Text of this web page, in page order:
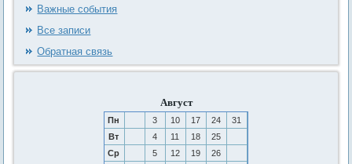
Важные события
Все записи
Обратная связь
Август
Пн 3 10 17 24
31
Вт
4 11 18
25
Ср
5 12 19
26